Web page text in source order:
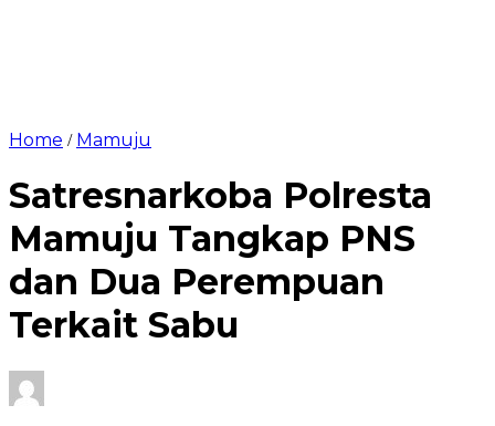
Home / Mamuju
Satresnarkoba Polresta
Mamuju Tangkap PNS
dan Dua Perempuan
Terkait Sabu